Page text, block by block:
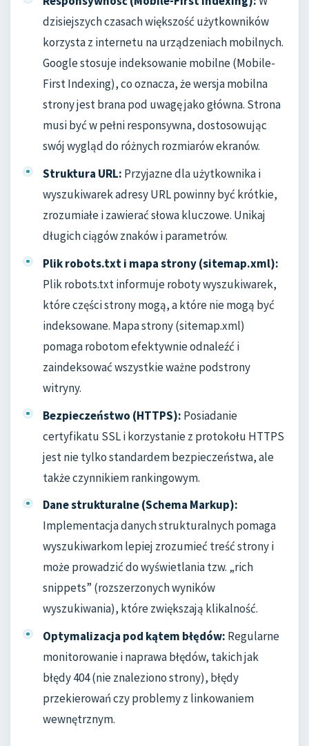
dzisiejszych czasach większość użytkowników
korzysta z internetu na urządzeniach mobilnych.
Google stosuje indeksowanie mobilne (Mobile-
First Indexing), co oznacza, że wersja mobilna
strony jest brana pod uwagę jako główna. Strona
musi być w pełni responsywna, dostosowując
swój wygląd do różnych rozmiarów ekranów.
Struktura URL: Przyjazne dla użytkownika i
wyszukiwarek adresy URL powinny być krótkie,
zrozumiałe i zawierać słowa kluczowe. Unikaj
długich ciągów znaków i parametrów.
Plik robots.txt i mapa strony (sitemap.xml):
Plik robots.txt informuje roboty wyszukiwarek,
które części strony mogą, a które nie mogą być
indeksowane. Mapa strony (sitemap.xml)
pomaga robotom efektywnie odnaleźć i
zaindeksować wszystkie ważne podstrony
witryny.
Bezpieczeństwo (HTTPS): Posiadanie
certyfikatu SSL i korzystanie z protokołu HTTPS
jest nie tylko standardem bezpieczeństwa, ale
także czynnikiem rankingowym.
Dane strukturalne (Schema Markup):
Implementacja danych strukturalnych pomaga
wyszukiwarkom lepiej zrozumieć treść strony i
może prowadzić do wyświetlania tzw. „rich
snippets” (rozszerzonych wyników
wyszukiwania), które zwiększają klikalność.
Optymalizacja pod kątem błędów: Regularne
monitorowanie i naprawa błędów, takich jak
błędy 404 (nie znaleziono strony), błędy
przekierowań czy problemy z linkowaniem
wewnętrznym.